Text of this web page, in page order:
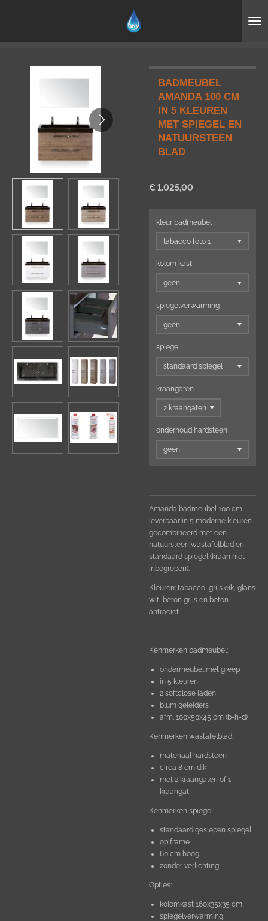
BADMEUBEL
AMANDA 100 CM
IN 5 KLEUREN
MET SPIEGEL EN
NATUURSTEEN
BLAD
€ 1.025,00
kleur badmeubel
kolom kast
spiegelverwarming
spiegel
kraangaten
onderhoud hardsteen
Amanda badmeubel 100 cm
leverbaar in 5 moderne kleuren
gecombineerd met een
natuursteen wastafelblad en
standaard spiegel (kraan niet
inbegrepen).
Kleuren: tabacco, grijs eik, glans
wit, beton grijs en beton
antraciet.
Kenmerken badmeubel:
ondermeubel met greep
in 5 kleuren
2 softclose laden
blum geleiders
afm. 100x50x45 cm (b-h-d)
Kenmerken wastafelblad:
materiaal hardsteen
circa 8 cm dik
met 2 kraangaten of 1
kraangat
Kenmerken spiegel:
standaard geslepen spiegel
op frame
60 cm hoog
zonder verlichting
Opties:
kolomkast 160x35x35 cm
spiegelverwarming